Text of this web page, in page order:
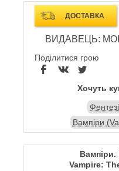
ДОСТАВКА
ВИДАВЕЦЬ:
Поділитися грою
Хочуть
Фентезі
Вампіри
Вампіри.
Vampire: